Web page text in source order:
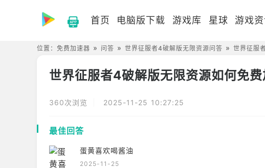
首页 电脑版下载 游戏库 星球 游戏
位置： 免费加速器 问答 世界征服者4破解版无限资源问答 世界征服
世界征服者4破解版无限资源如何免
360次浏览 2025-11-25 10:27:25
最佳回答
蛋黄喜欢喝酱油
2025-11-25